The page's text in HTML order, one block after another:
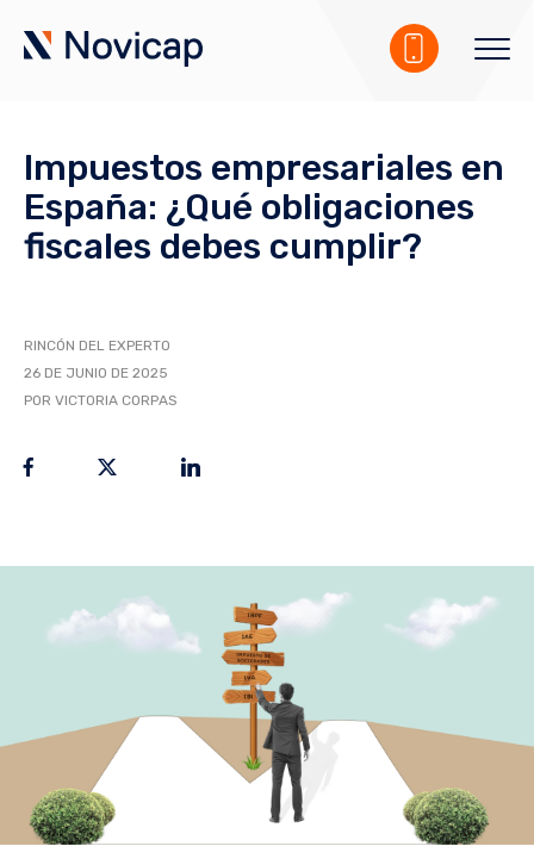
Impuestos empresariales en
España: ¿Qué obligaciones
fiscales debes cumplir?
RINCÓN DEL EXPERTO
26 DE JUNIO DE 2025
POR VICTORIA CORPAS